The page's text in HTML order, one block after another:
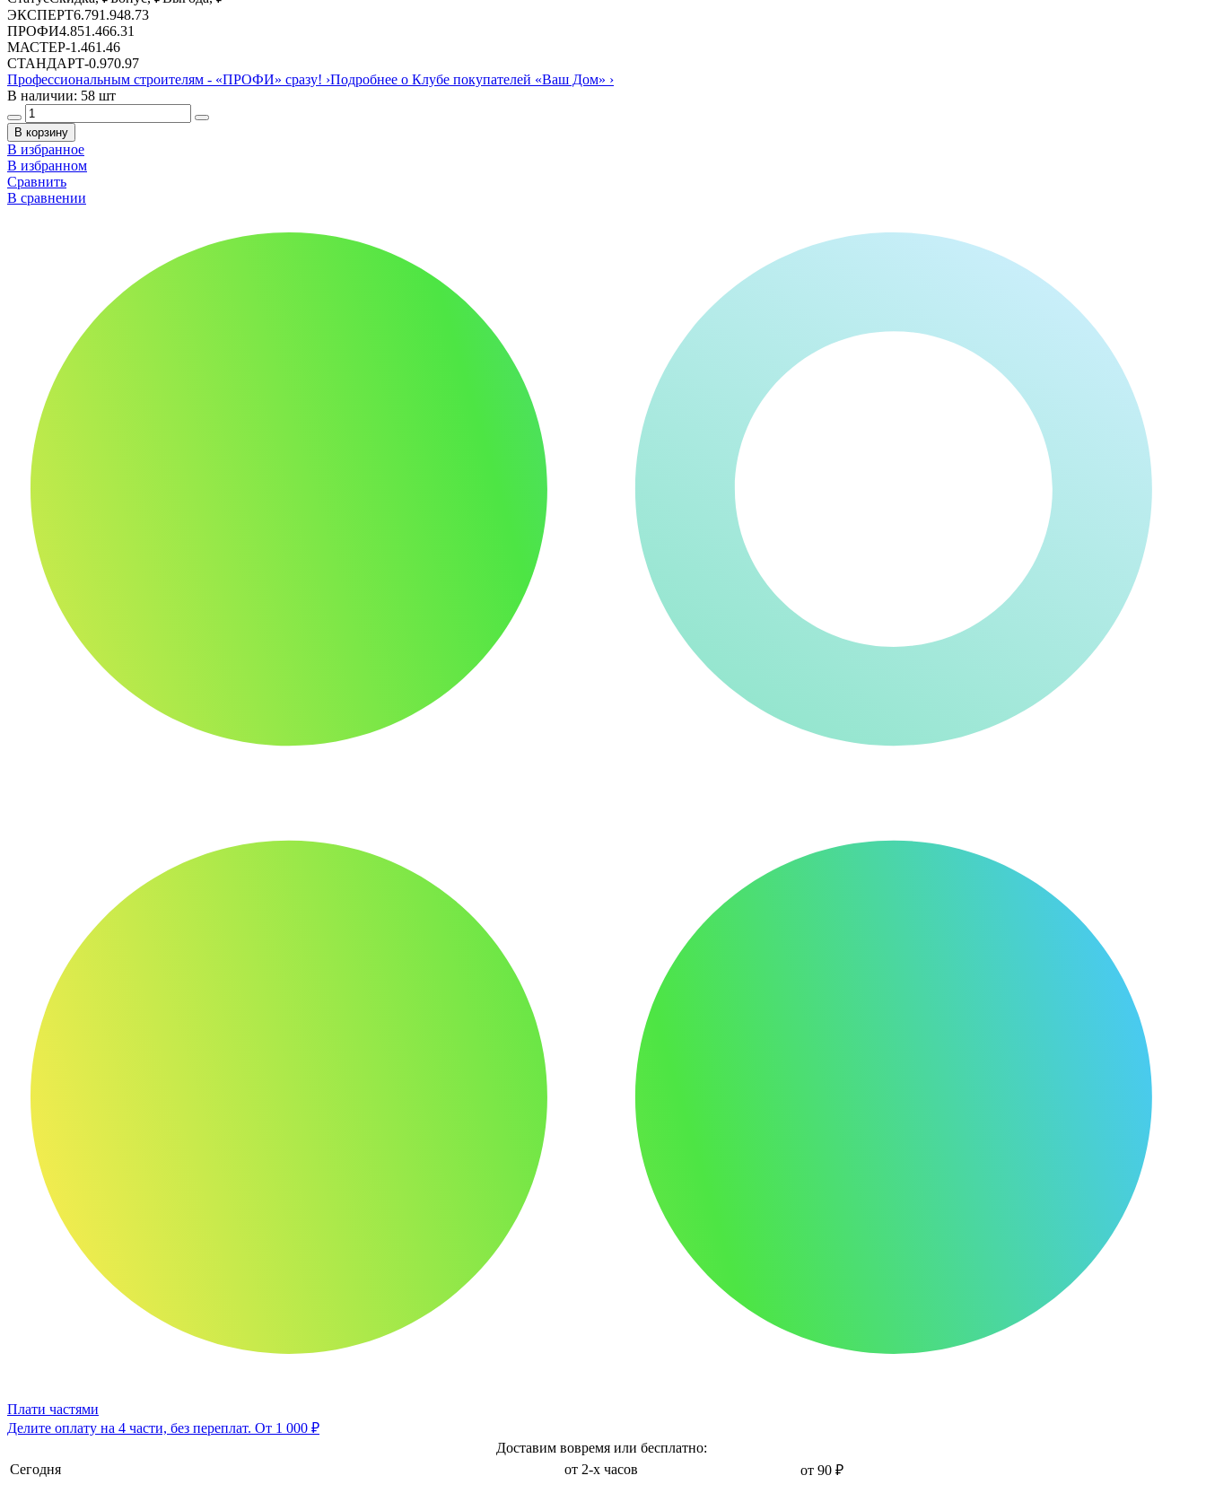
ЭКСПЕРТ6.791.948.73
ПРОФИ4.851.466.31
МАСТЕР-1.461.46
СТАНДАРТ-0.970.97
Профессиональным строителям - «ПРОФИ» сразу! ›Подробнее о Клубе покупателей «Ваш Дом» ›
В наличии: 58 шт
В корзину
В избранное
В избранном
Сравнить
В сравнении
Плати частями
Делите оплату на 4 части, без переплат. От 1 000 ₽
Доставим вовремя или бесплатно:
Сегодня
от 2-х часов от 90 ₽